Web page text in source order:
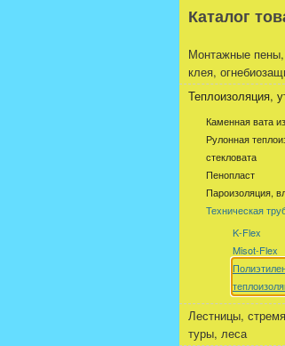
Каталог
Монтажные пены,
клея,
Теплоизоляция,
Каменная вата
Рулонная
стекловата
Пенопласт
Пароизоляция,
Техническая
K-Flex
Misot-Flex
Лестницы,
туры, леса